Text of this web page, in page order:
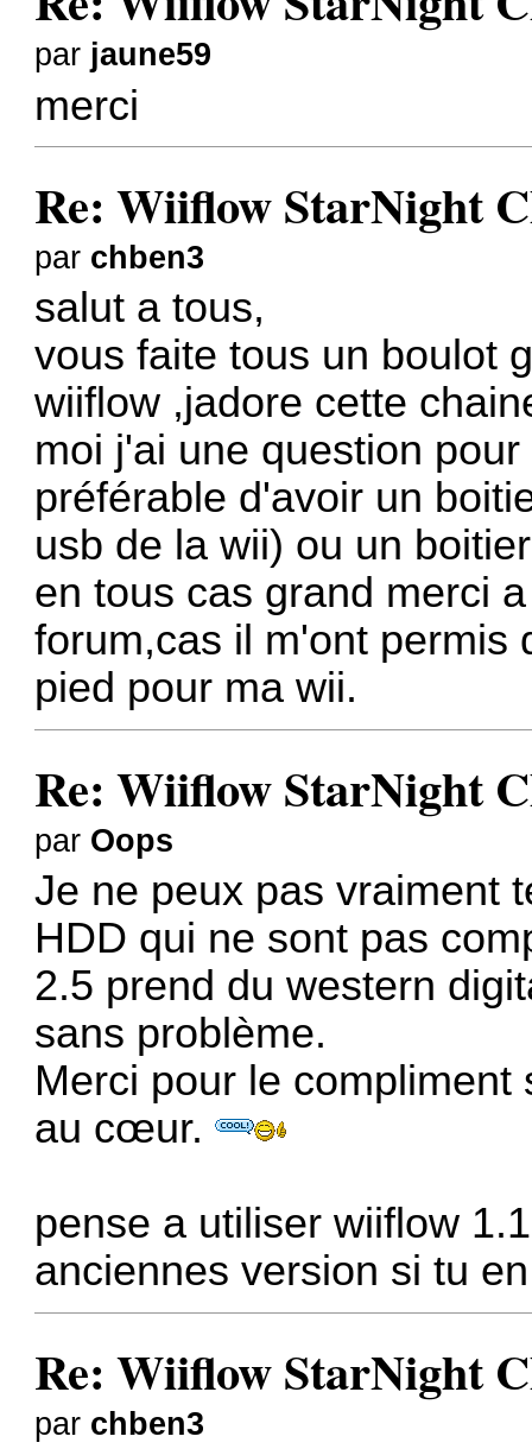
par jaune59
merci
Re: Wiiflow StarNight
par chben3
salut a tous,
vous faite tous un boulot
wiiflow ,jadore cette
moi j'ai une question
préférable d'avoir un
usb de la wii) ou un
en tous cas grand merci
forum,cas il m'ont permis
pied pour ma wii.
Re: Wiiflow StarNight
par Oops
Je ne peux pas vraiment
HDD qui ne sont pas
2.5 prend du western
sans problème.
Merci pour le
au cœur.
pense a utiliserwiiflow 1.1
anciennes version si tu
Re: Wiiflow StarNight
par chben3